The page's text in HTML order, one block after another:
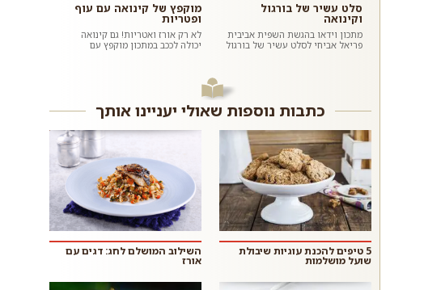
סלט עשיר של בורגול
וקינואה
מתכון וידאו בהגשת השפית אביבית
פריאל אביחי לסלט עשיר של בורגול
מוקפץ של קינואה עם עוף
ופטריות
לא רק אורז ואטריות! גם קינואה
יכולה לככב במתכון מוקפץ עם
כתבות נוספות שאולי יעניינו אותך
5 טיפים להכנת עוגיות שיבולת
שועל מושלמות
השילוב המושלם לחג: דגים עם
אורז